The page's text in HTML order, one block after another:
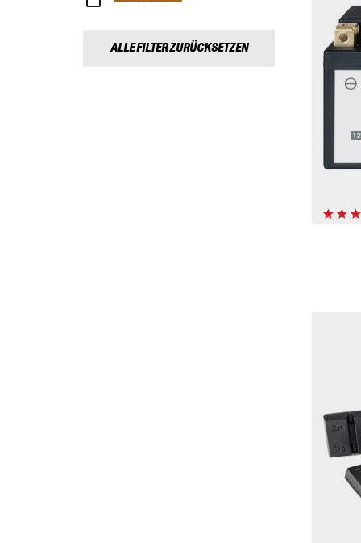
ALLE FILTER ZURÜCKSETZEN